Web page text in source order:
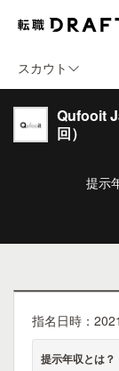
スカウト
Qufooit
回）
提示
指名日時：
提示年収とは？